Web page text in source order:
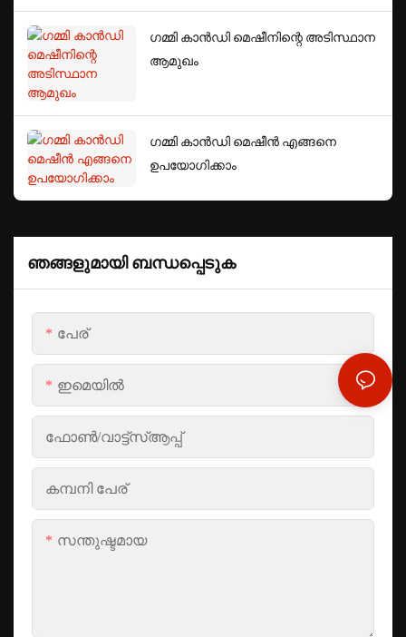
ഗമ്മി കാൻഡി മെഷീനിന്റെ അടിസ്ഥാന
ആമുഖം
ഗമ്മി കാൻഡി മെഷീൻ എങ്ങനെ
ഉപയോഗിക്കാം
ഞങ്ങളുമായി ബന്ധപ്പെടുക
പേര്
ഇമെയിൽ
ഫോൺ/വാട്ട്‌സ്ആപ്പ്
കമ്പനി പേര്
സന്തുഷ്ടമായ